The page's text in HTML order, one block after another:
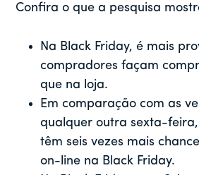
Confira o que a pesquisa
Na Black Friday, é mais
compradores façam
que na loja.
Em comparação com as
qualquer outra sexta-
têm seis vezes mais
on-line na Black Friday.